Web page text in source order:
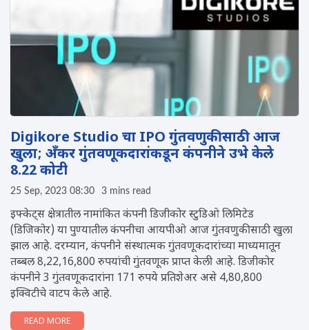
Digikore Studio चा IPO गुंतवणुकीसाठी आज
खुला; अँकर गुंतवणूकदारांकडून कंपनीने उभे केले
8.22 कोटी
25 Sep, 2023 08:30 3 mins read
इफ्केट्स क्षेत्रातील नामांकित कंपनी डिजीकोर स्टुडिओ लिमिटेड
(डिजिकोर) या पुण्यातील कंपनीचा आयपीओ आज गुंतवणुकीसाठी खुला
झाल आहे. दरम्यान, कंपनीने संस्थात्मक गुंतवणूकदारांच्या माध्यमातून
तब्बल 8,22,16,800 रुपयांची गुंतवणूक प्राप्त केली आहे. डिजीकोर
कंपनीने 3 गुंतवणूकदारांना 171 रुपये प्रतिशेअर असे 4,80,800
इक्विटीचे वाटप केले आहे.
READ MORE